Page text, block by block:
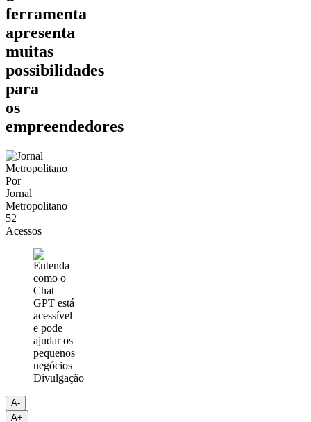
ferramenta
apresenta
muitas
possibilidades
para
os
empreendedores
Por
Jornal
Metropolitano
52
Acessos
Divulgação
A-
A+